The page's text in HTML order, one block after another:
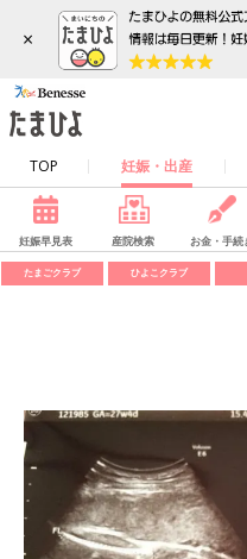
×
TOP 妊娠・出産
妊娠早見表 産院検索 お金・手続
たまごクラブ ひよこクラブ